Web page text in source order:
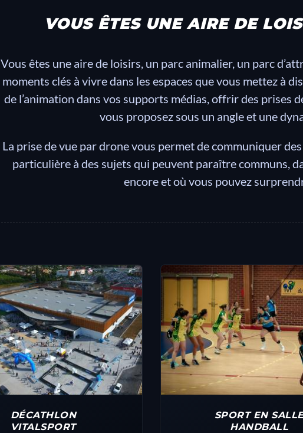
VOUS ÊTES UNE AIRE DE
Vous êtes une aire de loisirs, un parc animalier, un parc
moments clés à vivre dans les espaces que vous mettez à
de l’animation dans vos supports médias, offrir des prises
vous proposez sous un angle et une
La prise de vue par drone vous permet de communiquer
particulière à des sujets qui peuvent paraître communs,
encore et où vous pouvez
DÉCATHLON
VITALSPORT
SPORT EN
HANDBALL